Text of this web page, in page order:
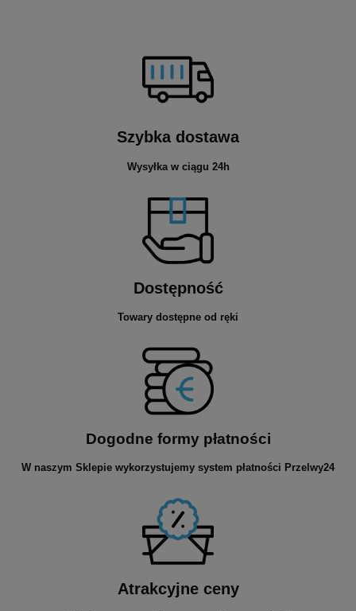
Szybka dostawa
Wysyłka w ciągu 24h
Dostępność
Towary dostępne od ręki
Dogodne formy płatności
W naszym Sklepie wykorzystujemy system płatności Przelwy24
Atrakcyjne ceny